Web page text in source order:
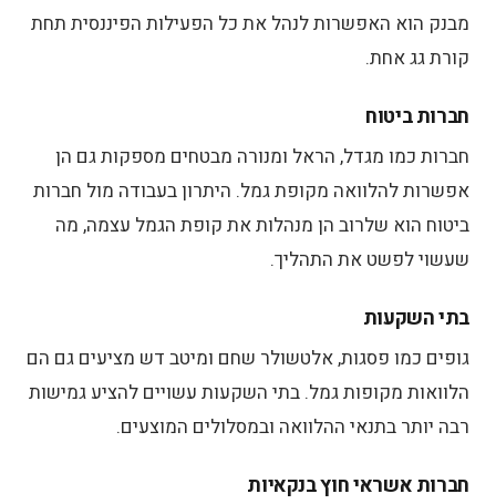
מבנק הוא האפשרות לנהל את כל הפעילות הפיננסית תחת
קורת גג אחת.
חברות ביטוח
חברות כמו מגדל, הראל ומנורה מבטחים מספקות גם הן
אפשרות להלוואה מקופת גמל. היתרון בעבודה מול חברות
ביטוח הוא שלרוב הן מנהלות את קופת הגמל עצמה, מה
שעשוי לפשט את התהליך.
בתי השקעות
גופים כמו פסגות, אלטשולר שחם ומיטב דש מציעים גם הם
הלוואות מקופות גמל. בתי השקעות עשויים להציע גמישות
רבה יותר בתנאי ההלוואה ובמסלולים המוצעים.
חברות אשראי חוץ בנקאיות